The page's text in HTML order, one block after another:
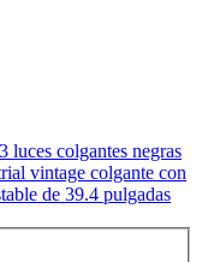
colgantes negras
vintage colgante con
de 39.4 pulgadas